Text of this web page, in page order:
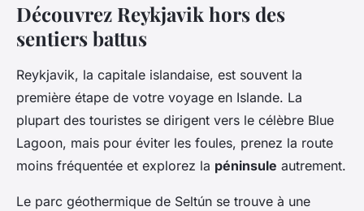
Découvrez Reykjavik hors des
sentiers battus
Reykjavik, la capitale islandaise, est souvent la
première étape de votre voyage en Islande. La
plupart des touristes se dirigent vers le célèbre Blue
Lagoon, mais pour éviter les foules, prenez la route
moins fréquentée et explorez la péninsule autrement.
Le parc géothermique de Seltún se trouve à une